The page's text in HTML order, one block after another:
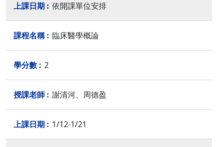
依開課單位安排
臨床醫學概論
2
謝清河、周德盈
1/12-1/21